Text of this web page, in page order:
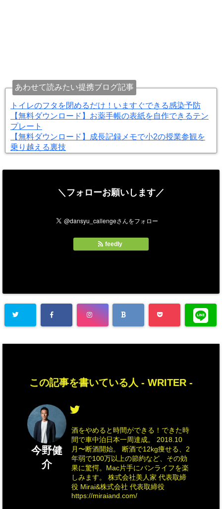
あわせて読みたい提携ブログ記事
トイレのフタを閉めるだけ！いますぐできる感染予防
【無料ダウンロード】お薬手帳の表紙を自作できるテン
プレート
【無料ダウンロード】成長記録メモで小2の授業参観を
乗り越える裏技
＼フォローお願いします／
feedly
この記事を書いている人 - WRITER -
今野健
介
酒をやめると時間ができる！できた時
間で車中泊日本一周達成。 2018.10
月〜断酒開始。 断酒で12kg痩せる、2
年弱で100万以上の節約など、その効
果に驚愕。Mac片手にバンライフを楽
しみます。 株式会社美人家 代表取締
役 Mirai&株式会社 代表取締役
https://miraiand.com/